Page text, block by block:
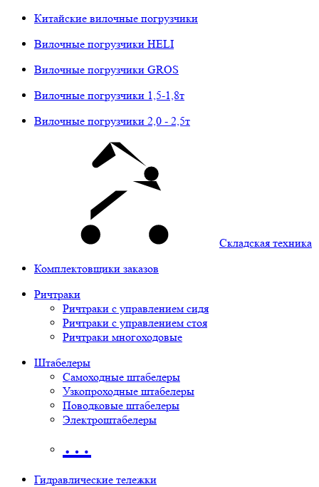
Китайские вилочные погрузчики
Вилочные погрузчики HELI
Вилочные погрузчики GROS
Вилочные погрузчики 1,5-1,8т
Вилочные погрузчики 2,0 - 2,5т
Складская техника
Комплектовщики заказов
Ричтраки
Ричтраки с управлением сидя
Ричтраки с управлением стоя
Ричтраки многоходовые
Штабелеры
Самоходные штабелеры
Узкопроходные штабелеры
Поводковые штабелеры
Электроштабелеры
…
Гидравлические тележки